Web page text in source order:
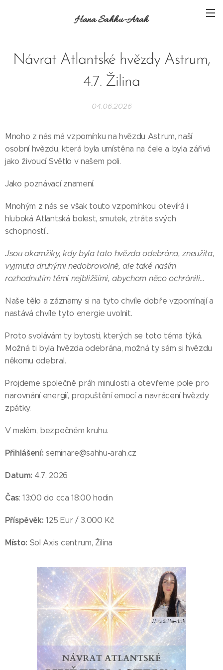
Hana Sahhu-Arah
Návrat Atlantské hvězdy Astrum,
4.7. Žilina
04.06.2026
Mnoho z nás má vzpomínku na hvězdu Astrum, naší
osobní hvězdu, která byla umístěna na čele a byla zářivá
jako živoucí Světlo v našem poli.
Jako poznávací znamení.
Mnohým z nás se však touto vzpomínkou otevírá i
hluboká Atlantská bolest, smutek, ztráta svých
schopností…
Jsou okamžiky, kdy byla tato hvězda odebrána, zneužita,
vyjmuta druhými nedobrovolně, ale také naším
rozhodnutím těmi nejbližšími, abychom něco ochránili…
Naše tělo a záznamy si na tyto chvíle dobře vzpomínají a
nastává chvíle tyto energie uvolnit.
Proto svolávám ty bytosti, kterých se toto téma týká.
Možná ti byla hvězda odebrána, možná ty sám si hvězdu
někomu odebral.
Projdeme společně práh minulosti a otevřeme pole pro
narovnání energií, propuštění emocí a navrácení hvězdy
zpátky.
V malém, bezpečném kruhu.
Přihlášení: seminare@sahhu-arah.cz
Datum: 4.7. 2026
Čas: 13:00 do cca 18:00 hodin
Příspěvěk: 125 Eur / 3.000 Kč
Místo: Sol Axis centrum, Žilina